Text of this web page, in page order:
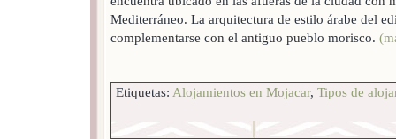
Mediterráneo. La arquitectura de estilo árabe del
complementarse con el antiguo pueblo morisco.
Etiquetas: Alojamientos en Mojacar, Tipos de